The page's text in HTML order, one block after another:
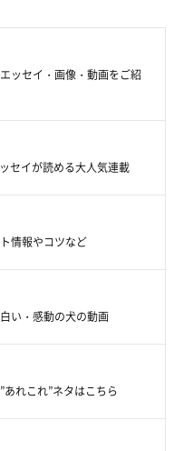
ッセイ・画像・動画をご紹
セイが読める大人気連載
情報やコツなど
い・感動の犬の動画
れこれ”ネタはこちら